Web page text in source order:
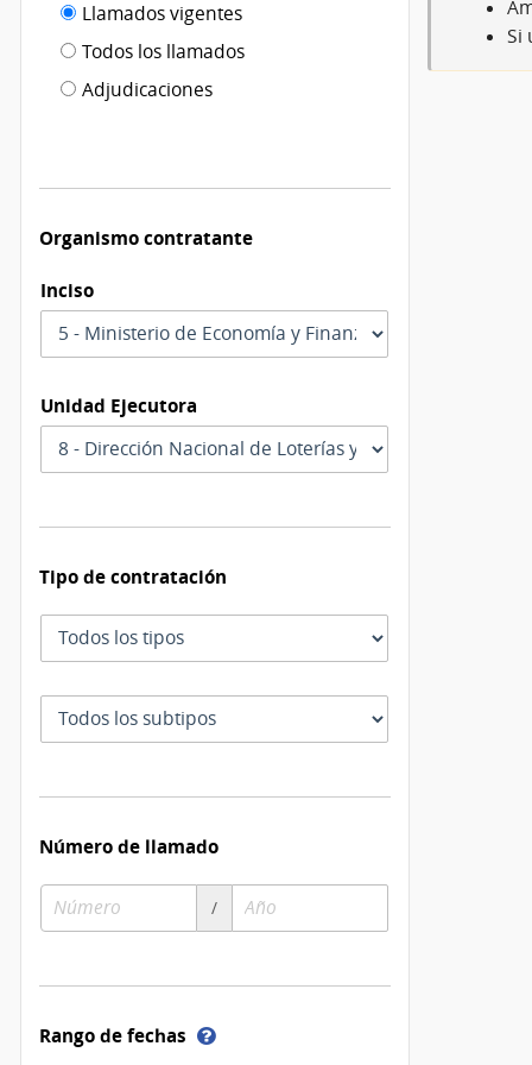
Filtro tipo
de
publicación
Llamados vigentes
Todos los llamados
Adjudicaciones
Organismo contratante
Inciso
Unidad Ejecutora
Tipo de contratación
Tipo
de
Subtipo
de
Número de llamado
Número
de
/
Año
de
Rango de fechas Ayuda
Si